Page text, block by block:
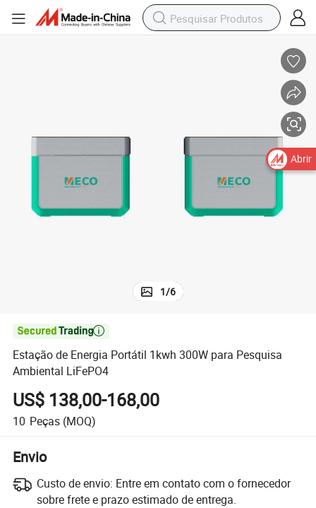
1/6

Estação de Energia Portátil 1kwh 300W para Pesquisa
Ambiental LiFePO4
US$ 138,00-168,00
10 Peças (MOQ)
Envio
Custo de envio: Entre em contato com o fornecedor
sobre frete e prazo estimado de entrega.
Abrir